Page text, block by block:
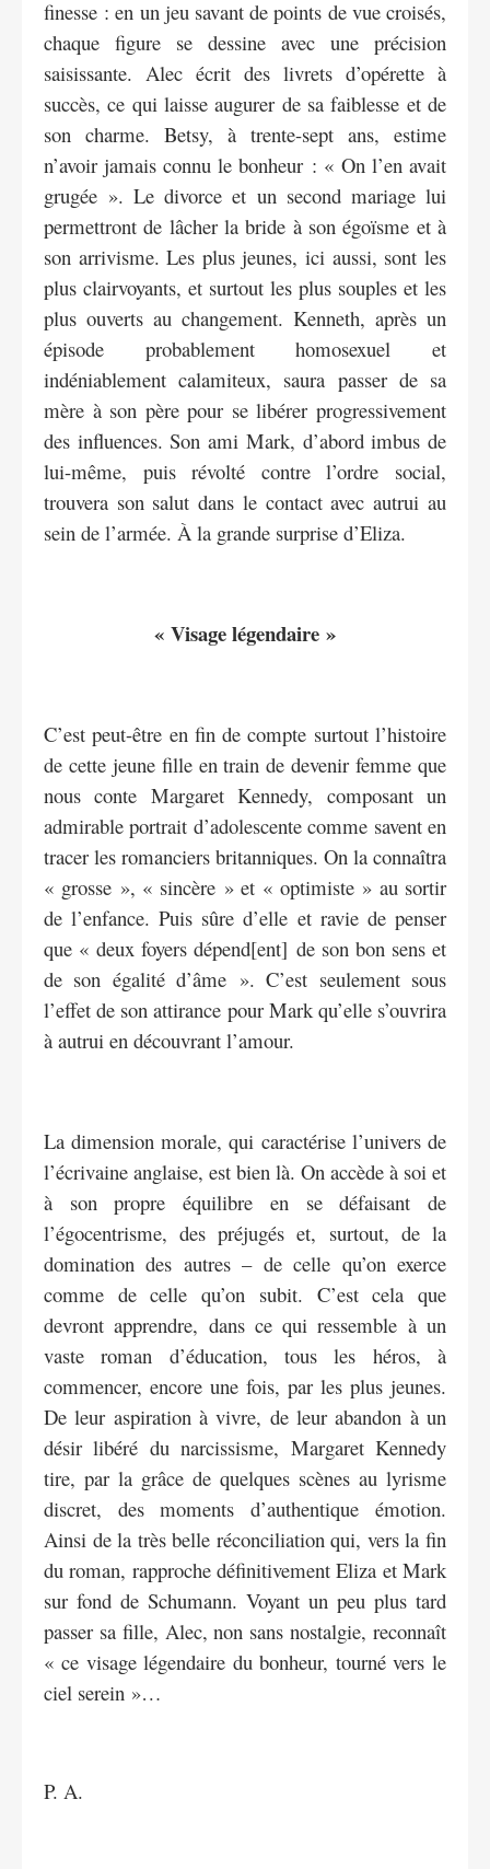
finesse : en un jeu savant de points de vue croisés,
chaque figure se dessine avec une précision
saisissante. Alec écrit des livrets d’opérette à
succès, ce qui laisse augurer de sa faiblesse et de
son charme. Betsy, à trente-sept ans, estime
n’avoir jamais connu le bonheur : « On l’en avait
grugée ». Le divorce et un second mariage lui
permettront de lâcher la bride à son égoïsme et à
son arrivisme. Les plus jeunes, ici aussi, sont les
plus clairvoyants, et surtout les plus souples et les
plus ouverts au changement. Kenneth, après un
épisode probablement homosexuel et
indéniablement calamiteux, saura passer de sa
mère à son père pour se libérer progressivement
des influences. Son ami Mark, d’abord imbus de
lui-même, puis révolté contre l’ordre social,
trouvera son salut dans le contact avec autrui au
sein de l’armée. À la grande surprise d’Eliza.
« Visage légendaire »
C’est peut-être en fin de compte surtout l’histoire
de cette jeune fille en train de devenir femme que
nous conte Margaret Kennedy, composant un
admirable portrait d’adolescente comme savent en
tracer les romanciers britanniques. On la connaîtra
« grosse », « sincère » et « optimiste » au sortir
de l’enfance. Puis sûre d’elle et ravie de penser
que « deux foyers dépend[ent] de son bon sens et
de son égalité d’âme ». C’est seulement sous
l’effet de son attirance pour Mark qu’elle s’ouvrira
à autrui en découvrant l’amour.
La dimension morale, qui caractérise l’univers de
l’écrivaine anglaise, est bien là. On accède à soi et
à son propre équilibre en se défaisant de
l’égocentrisme, des préjugés et, surtout, de la
domination des autres – de celle qu’on exerce
comme de celle qu’on subit. C’est cela que
devront apprendre, dans ce qui ressemble à un
vaste roman d’éducation, tous les héros, à
commencer, encore une fois, par les plus jeunes.
De leur aspiration à vivre, de leur abandon à un
désir libéré du narcissisme, Margaret Kennedy
tire, par la grâce de quelques scènes au lyrisme
discret, des moments d’authentique émotion.
Ainsi de la très belle réconciliation qui, vers la fin
du roman, rapproche définitivement Eliza et Mark
sur fond de Schumann. Voyant un peu plus tard
passer sa fille, Alec, non sans nostalgie, reconnaît
« ce visage légendaire du bonheur, tourné vers le
ciel serein »…
P. A.